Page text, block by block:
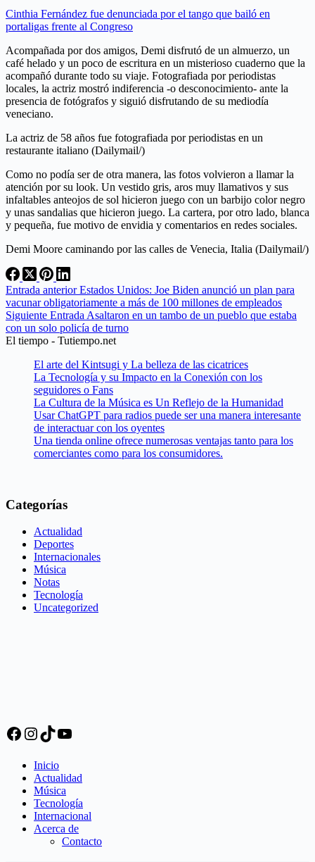
Cinthia Fernández fue denunciada por el tango que bailó en
portaligas frente al Congreso
Acompañada por dos amigos, Demi disfrutó de un almuerzo, un
café helado y un poco de escritura en un misterioso cuaderno que la
acompañó durante todo su viaje. Fotografiada por periodistas
locales, la actriz mostró indiferencia -o desconocimiento- ante la
presencia de fotógrafos y siguió disfrutando de su mediodía
veneciano.
La actriz de 58 años fue fotografiada por periodistas en un
restaurante italiano (Dailymail/)
Como no podía ser de otra manera, las fotos volvieron a llamar la
atención por su look. Un vestido gris, aros muy llamativos y sus
infaltables anteojos de sol hicieron juego con un barbijo color negro
y unas sandalias que hicieron juego. La cartera, por otro lado, blanca
y pequeña, fue motivo de envidia y comentarios en redes sociales.
Demi Moore caminando por las calles de Venecia, Italia (Dailymail/)
Entrada anteriorEstados Unidos: Joe Biden anunció un plan para
vacunar obligatoriamente a más de 100 millones de empleados
Siguiente Entrada Asaltaron en un tambo de un pueblo que estaba
con un solo policía de turno
El tiempo - Tutiempo.net
El arte del Kintsugi y La belleza de las cicatrices
La Tecnología y su Impacto en la Conexión con los
seguidores o Fans
La Cultura de la Música es Un Reflejo de la Humanidad
Usar ChatGPT para radios puede ser una manera interesante
de interactuar con los oyentes
Una tienda online ofrece numerosas ventajas tanto para los
comerciantes como para los consumidores.
Categorías
Actualidad
Deportes
Internacionales
Música
Notas
Tecnología
Uncategorized
Facebook
Instagram
TikTok
YouTube
Inicio
Actualidad
Música
Tecnología
Internacional
Acerca de
Contacto